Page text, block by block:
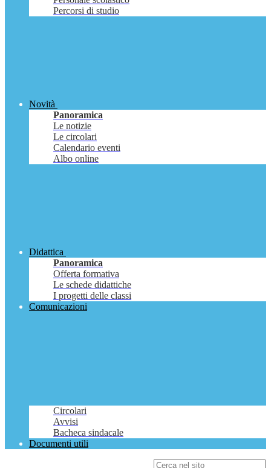
Percorsi di studio
Novità
Panoramica
Le notizie
Le circolari
Calendario eventi
Albo online
Didattica
Panoramica
Offerta formativa
Le schede didattiche
I progetti delle classi
Comunicazioni
Circolari
Avvisi
Bacheca sindacale
Documenti utili